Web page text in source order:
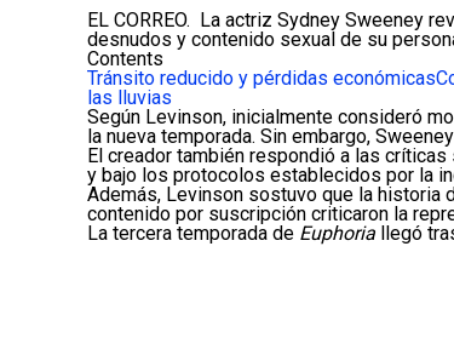
55
EL CORREO. La actriz Sydney Sweeney
desnudos y contenido sexual de su
Contents
Tránsito reducido y pérdidas económicas
las lluvias
Según Levinson, inicialmente consideró
la nueva temporada. Sin embargo,
El creador también respondió a las
y bajo los protocolos establecidos por la
Además, Levinson sostuvo que la historia
contenido por suscripción criticaron la
La tercera temporada de Euphoria llegó